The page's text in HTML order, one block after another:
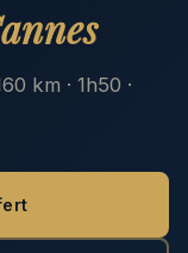
km · 1h50 ·